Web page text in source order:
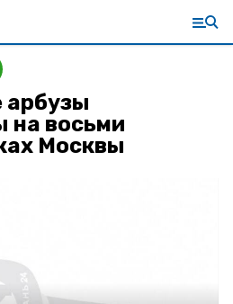
арбузы
на восьми
Москвы